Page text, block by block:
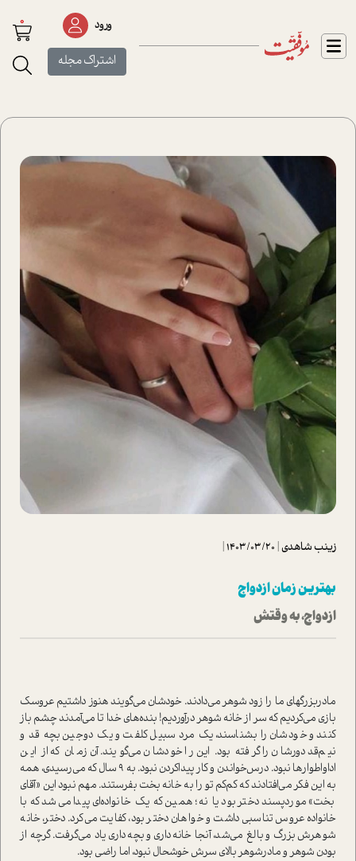
ورود
اشتراک مجله
0
زینب شاهدی|
1403/03/20
|
بهترین زمان ازدواج
ازدواج، به وقتش
مادربزرگهای ما را زود شوهر می‌دادند. خودشان می‌گویند هنوز داشتیم عروسک
بازی می‌کردیم که سر از خانه شوهر درآوردیم! بنده‌های خدا تا می‌آمدند چشم باز
کنند و خودشان را بشناسند، یک مرد سبیل کلفت و یک دوجین بچه قد و
نیم‌قد دورشان را گرفته بود. این را خودشان می‌گویند. آن زمان که از این
اداواطوارها نبود. درس‌خواندن و کار پیدا‌کردن نبود. به 9 سال که می‌رسیدی، همه
به این فکر می‌افتادند که کم‌کم تو را به خانه بخت بفرستند. مهم نبود این «آقای
بخت» موردپسند دختر بود یا نه؛ همین که یک خانواده‌ای پیدا می‌شد که با
خانواده عروس تناسبی داشت و خواهان دختر بود، کفایت می‌کرد. دختر، خانه
شوهرش بزرگ و بالغ می‌شد، آنجا خانه‌داری و بچه‌داری یاد می‌گرفت. گرچه از
بودن شوهر و مادرشوهر بالای سرش خوشحال نبود، اما راضی بود.